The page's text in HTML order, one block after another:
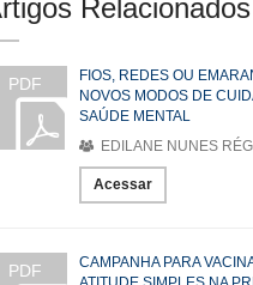
Relacionados
PDF
FIOS, REDES OU
NOVOS MODOS DE
SAÚDE MENTAL
EDILANE NUNES
Acessar
PDF
CAMPANHA PARA